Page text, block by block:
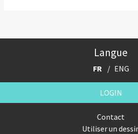
Langue
FR ENG
LOGIN
Contact
Utiliser un